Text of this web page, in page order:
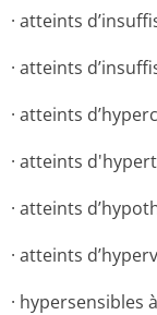
· atteints
· atteints
· atteints
· atteints
· atteints
· atteints
· hypersensibles